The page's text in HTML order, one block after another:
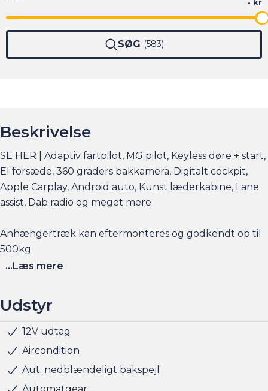
SØG 583
Beskrivelse
SE HER | Adaptiv fartpilot, MG pilot, Keyless døre + start,
El forsæde, 360 graders bakkamera, Digitalt cockpit,
Apple Carplay, Android auto, Kunst læderkabine, Lane
assist, Dab radio og meget mere
Anhængertræk kan eftermonteres og godkendt op til
500kg.
Hjemmeladning: 11 kw (ca. 5 timer)
Hurtigladning: 87 kw (10-80% = ca. 34 min)
Se flere billeder, få et overblik over totalomkostninger
og faktorers påvirkning på rækkevidden på am.dk
...Læs mere
Udstyr
12V udtag
Aircondition
Aut. nedblændeligt bakspejl
Infocenter
Klimaanlæg
Kørecomputer
Multifunktionsrat
Musikstreaming via bluetooth
Navigation
Nøglefri døre
Nøglefri start
Parkeringssensor bag
Radio
Regnsensor
Sædevarme for
USB stik
Udvendig temperaturmåler
Fuld LED forlygter
Indfarvede kofangere
LED baglygter
LED forlygter
LED kørelys
Metallak
Mørktonede ruder bag
Tonede ruder
Armlæn
Justerbart rat
Kopholder
Læderrat
Stofindtræk
Splitbagsæde
ABS
Airbag
Antispin
Android Auto
Apple CarPlay
Dæktrykssensor
ESP
Fører-airbag
Gardin-airbag
Isofix
Lyssensor
Passager-airbag
Selealarm
Vejbaneassistent
Startspærre
Side-airbag